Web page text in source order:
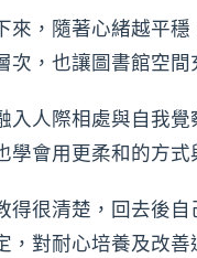
來，隨著心緒越平
，也讓圖書館空間
入人際相處與自我
學會用更柔和的方式
得很清楚，回去後
對耐心培養及改善